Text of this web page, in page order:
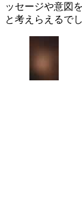
ッセージや意図
と考えらえるでし